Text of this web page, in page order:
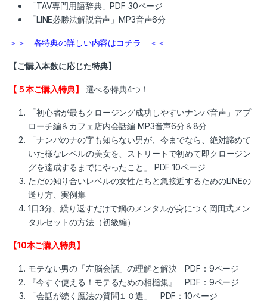
「TAV専門用語辞典」PDF 30ページ
「LINE必勝法解説音声」MP3音声6分
＞＞ 各特典の詳しい内容はコチラ ＜＜
【ご購入本数に応じた特典】
【５本ご購入特典】 選べる特典4つ！
「初心者が最もクロージング成功しやすいナンパ音声」アプ
ローチ編＆カフェ店内会話編 MP3音声6分＆8分
「ナンパのナの字も知らない男が、今までなら、絶対諦めて
いた様なレベルの美女を、ストリートで初めて即クロージン
グを達成するまでにやったこと」 PDF 10ページ
ただの知り合いレベルの女性たちと急接近するためのLINEの
送り方、実例集
1日3分、繰り返すだけで鋼のメンタルが身につく岡田式メン
タルセットの方法（初級編）
【10本ご購入特典】
モテない男の「左脳会話」の理解と解決 PDF：9ページ
『今すぐ使える！モテるための相槌集』 PDF：9ページ
「会話が続く魔法の質問１０選」 PDF：10ページ